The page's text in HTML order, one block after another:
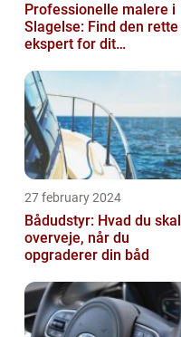
Professionelle malere i
Slagelse: Find den rette
ekspert for dit
27 february 2024
Bådudstyr: Hvad du skal
overveje, når du
opgraderer din båd